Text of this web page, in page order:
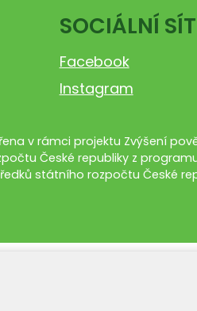
SOCIÁLNÍ
Facebook
Instagram
v rámci projektu Zvýšení
České republiky z
státního rozpočtu České